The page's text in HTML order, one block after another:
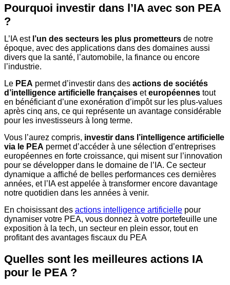
Pourquoi investir dans l’IA avec son PEA
?
L’IA est l’un des secteurs les plus prometteurs de notre
époque, avec des applications dans des domaines aussi
divers que la santé, l’automobile, la finance ou encore
l’industrie.
Le PEA permet d’investir dans des actions de sociétés
d’intelligence artificielle françaises eteuropéennes tout
en bénéficiant d’une exonération d’impôt sur les plus-values
après cinq ans, ce qui représente un avantage considérable
pour les investisseurs à long terme.
Vous l’aurez compris, investir dans l’intelligence artificielle
via le PEA permet d’accéder à une sélection d’entreprises
européennes en forte croissance, qui misent sur l’innovation
pour se développer dans le domaine de l’IA. Ce secteur
dynamique a affiché de belles performances ces dernières
années, et l’IA est appelée à transformer encore davantage
notre quotidien dans les années à venir.
En choisissant des actions intelligence artificielle pour
dynamiser votre PEA, vous donnez à votre portefeuille une
exposition à la tech, un secteur en plein essor, tout en
profitant des avantages fiscaux du PEA
Quelles sont les meilleures actions IA
pour le PEA ?